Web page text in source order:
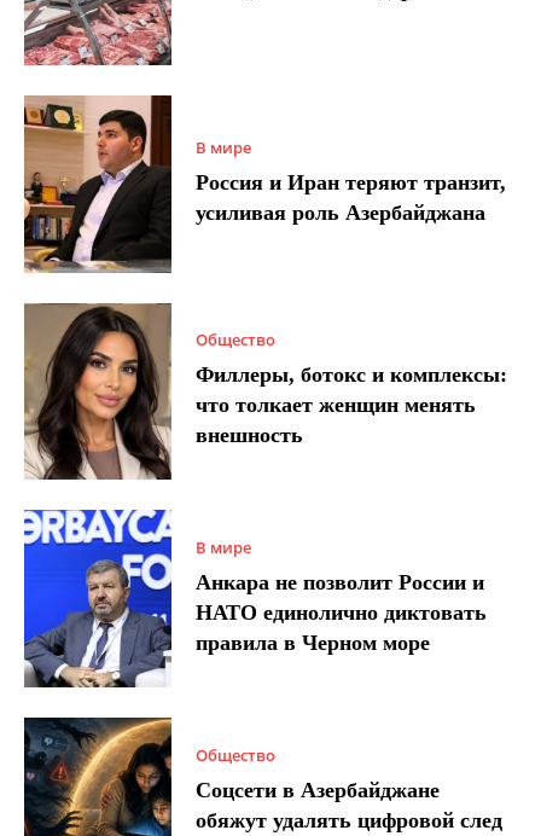
В мире
Россия и Иран теряют транзит,
усиливая роль Азербайджана
Общество
Филлеры, ботокс и комплексы:
что толкает женщин менять
внешность
В мире
Анкара не позволит России и
НАТО единолично диктовать
правила в Черном море
Общество
Соцсети в Азербайджане
обяжут удалять цифровой след